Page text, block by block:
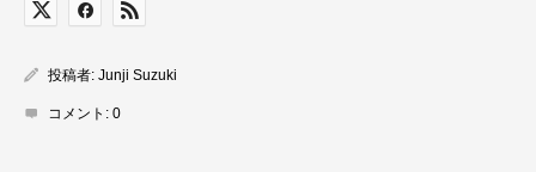
投稿者: Junji Suzuki
コメント: 0